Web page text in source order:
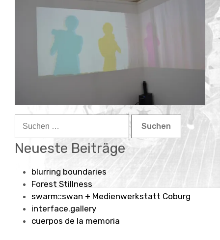
Child-
Menü
contact
nach:
Neueste Beiträge
blurring boundaries
Forest Stillness
swarm::swan + Medienwerkstatt Coburg
interface.gallery
cuerpos de la memoria